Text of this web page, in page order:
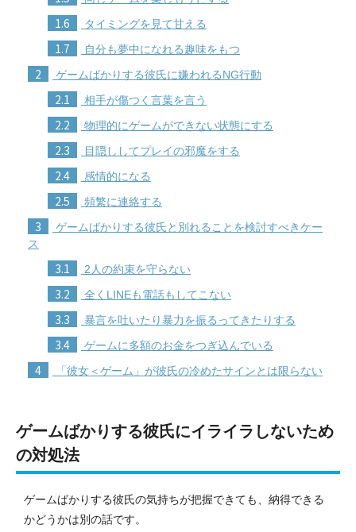
1.6 タイミングを見て甘える
1.7 自分も夢中になれる趣味をもつ
2 ゲームばかりする彼氏に嫌われるNG行動
2.1 相手が傷つく言葉を言う
2.2 物理的にゲームができない状態にする
2.3 目隠ししてプレイの邪魔をする
2.4 感情的になる
2.5 頻繁に連絡する
3
ゲームばかりする彼氏と別れることを検討すべきケー
ス
3.1 2人の約束を守らない
3.2 全くLINEも電話もしてこない
3.3 暴言を吐いたり暴力を振るってきたりする
3.4 ゲームに多額のお金をつぎ込んでいる
4 「彼女＜ゲーム」が彼氏の冷めたサインとは限らない
ゲームばかりする彼氏にイライラしないため
の対処法
ゲームばかりする彼氏の気持ちが把握できても、納得できる
かどうかは別の話です。